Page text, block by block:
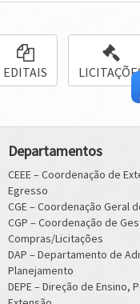
EDITAIS
Departamentos
CEEE – Coordenação de
Egresso
CGE – Coordenação Geral
CGP – Coordenação de
Compras/Licitações
DAP – Departamento de
Planejamento
DEPE – Direção de Ensino,